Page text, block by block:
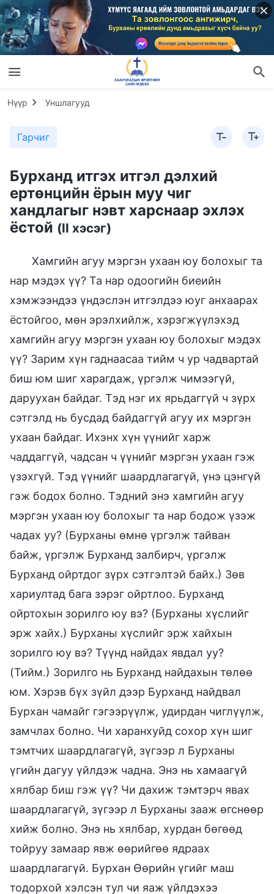
Нүүр Уншлагууд
Гарчиг
Бурханд итгэх итгэл дэлхий
ертөнцийн ёрын муу чиг
хандлагыг нэвт харснаар эхлэх
ёстой (II хэсэг)
Хамгийн агуу мэргэн ухаан юу болохыг та
нар мэдэх үү? Та нар одоогийн биеийн
хэмжээндээ үндэслэн итгэлдээ юуг анхаарах
ёстойгоо, мөн эрэлхийлж, хэрэгжүүлэхэд
хамгийн агуу мэргэн ухаан юу болохыг мэдэх
үү? Зарим хүн гаднаасаа тийм ч ур чадвартай
биш юм шиг харагдаж, үргэлж чимээгүй,
даруухан байдаг. Тэд нэг их ярьдаггүй ч зүрх
сэтгэлд нь бусдад байдаггүй агуу их мэргэн
ухаан байдаг. Ихэнх хүн үүнийг харж
чаддаггүй, чадсан ч үүнийг мэргэн ухаан гэж
үзэхгүй. Тэд үүнийг шаардлагагүй, үнэ цэнгүй
гэж бодох болно. Тэдний энэ хамгийн агуу
мэргэн ухаан юу болохыг та нар бодож үзэж
чадах уу? (Бурханы өмнө үргэлж тайван
байж, үргэлж Бурханд залбирч, үргэлж
Бурханд ойртдог зүрх сэтгэлтэй байх.) Зөв
хариултад бага зэрэг ойртлоо. Бурханд
ойртохын зорилго юу вэ? (Бурханы хүслийг
эрж хайх.) Бурханы хүслийг эрж хайхын
зорилго юу вэ? Түүнд найдах явдал уу?
(Тийм.) Зорилго нь Бурханд найдахын төлөө
юм. Хэрэв бүх зүйл дээр Бурханд найдвал
Бурхан чамайг гэгээрүүлж, удирдан чиглүүлж,
замчлах болно. Чи харанхуйд сохор хүн шиг
тэмтчих шаардлагагүй, зүгээр л Бурханы
үгийн дагуу үйлдэж чадна. Энэ нь хамаагүй
хялбар биш гэж үү? Чи дахиж тэмтэрч явах
шаардлагагүй, зүгээр л Бурханы зааж өгснөөр
хийж болно. Энэ нь хялбар, хурдан бөгөөд
тойруу замаар явж өөрийгөө ядраах
шаардлагагүй. Бурхан Өөрийн үгийг маш
тодорхой хэлсэн тул чи яаж үйлдэхээ